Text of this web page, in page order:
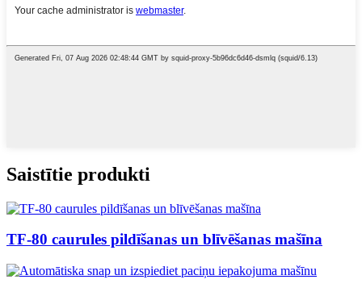
Saistītie produkti
TF-80 caurules pildīšanas un blīvēšanas mašīna